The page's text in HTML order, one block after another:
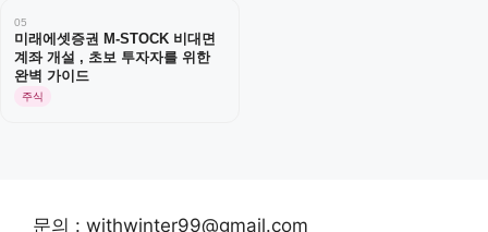
05
미래에셋증권 M-STOCK 비대면
계좌 개설 , 초보 투자자를 위한
완벽 가이드
주식
문의 : withwinter99@gmail.com